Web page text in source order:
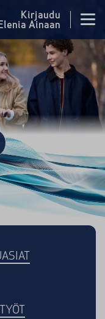
Kirjaudu
Elenia Ainaan